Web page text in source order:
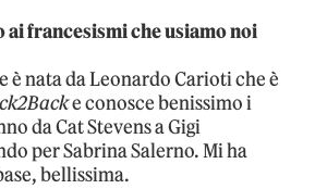
ai francesismi che usiamo noi
è nata da Leonardo Carioti che è
e conosce benissimo i
da Cat Stevens a Gigi
per Sabrina Salerno. Mi ha
bellissima.